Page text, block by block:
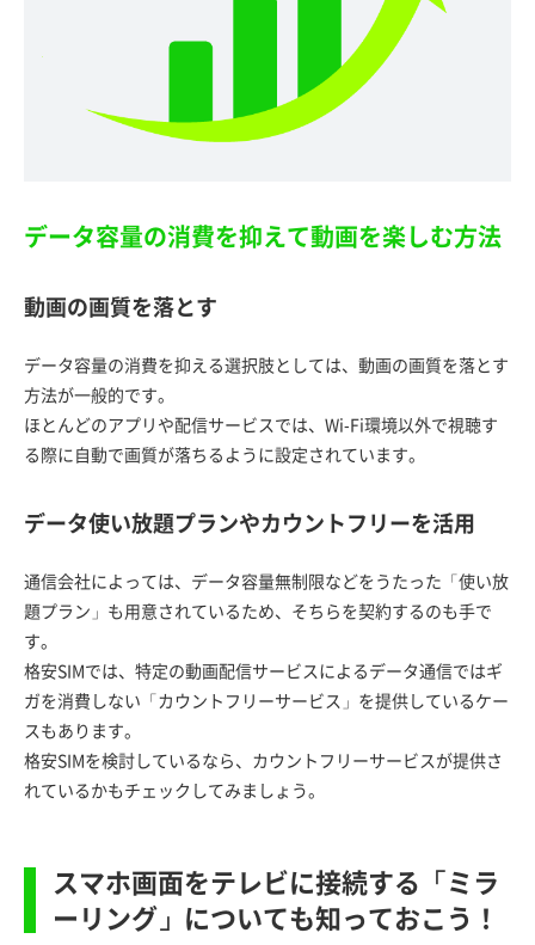
データ容量の消費を抑えて動画を楽しむ方法
動画の画質を落とす
データ容量の消費を抑える選択肢としては、動画の画質を落とす
方法が一般的です。
ほとんどのアプリや配信サービスでは、Wi-Fi環境以外で視聴す
る際に自動で画質が落ちるように設定されています。
データ使い放題プランやカウントフリーを活用
通信会社によっては、データ容量無制限などをうたった「使い放
題プラン」も用意されているため、そちらを契約するのも手で
す。
格安SIMでは、特定の動画配信サービスによるデータ通信ではギ
ガを消費しない「カウントフリーサービス」を提供しているケー
スもあります。
格安SIMを検討しているなら、カウントフリーサービスが提供さ
れているかもチェックしてみましょう。
スマホ画面をテレビに接続する「ミラ
ーリング」についても知っておこう！